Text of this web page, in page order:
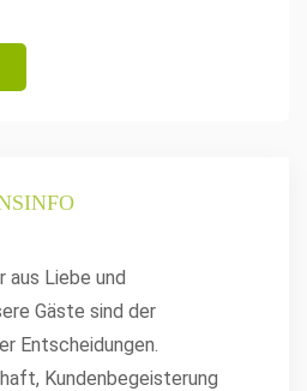
aus Liebe und
Gäste sind der
Entscheidungen.
Kundenbegeisterung